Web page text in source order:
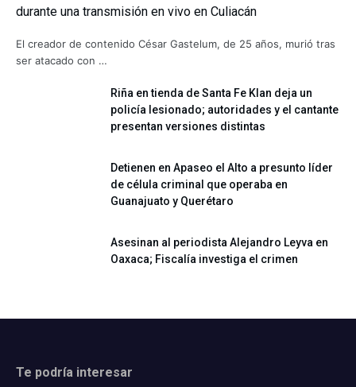
durante una transmisión en vivo en Culiacán
El creador de contenido César Gastelum, de 25 años, murió tras
ser atacado con …
Riña en tienda de Santa Fe Klan deja un
policía lesionado; autoridades y el cantante
presentan versiones distintas
Detienen en Apaseo el Alto a presunto líder
de célula criminal que operaba en
Guanajuato y Querétaro
Asesinan al periodista Alejandro Leyva en
Oaxaca; Fiscalía investiga el crimen
Te podría interesar